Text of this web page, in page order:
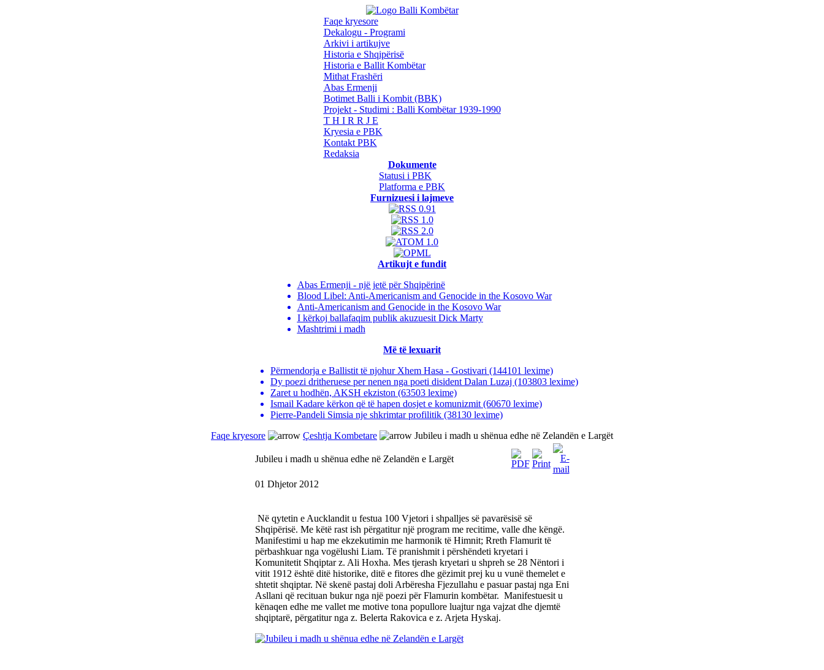
Faqe kryesore
Dekalogu - Programi
Arkivi i artikujve
Historia e Shqipërisë
Historia e Ballit Kombëtar
Mithat Frashëri
Abas Ermenji
Botimet Balli i Kombit (BBK)
Projekt - Studimi : Balli Kombëtar 1939-1990
T H I R R J E
Kryesia e PBK
Kontakt PBK
Redaksia
Dokumente
Statusi i PBK
Platforma e PBK
Furnizuesi i lajmeve
Artikujt e fundit
Abas Ermenji - një jetë për Shqipërinë
Blood Libel: Anti-Americanism and Genocide in the Kosovo War
Anti-Americanism and Genocide in the Kosovo War
I kërkoj ballafaqim publik akuzuesit Dick Marty
Mashtrimi i madh
Më të lexuarit
Përmendorja e Ballistit të njohur Xhem Hasa - Gostivari (144101 lexime)
Dy poezi dritheruese per nenen nga poeti disident Dalan Luzaj (103803 lexime)
Zaret u hodhën, AKSH ekziston (63503 lexime)
Ismail Kadare kërkon që të hapen dosjet e komunizmit (60670 lexime)
Pierre-Pandeli Simsia nje shkrimtar profilitik (38130 lexime)
Faqe kryesore
Çeshtja Kombetare Jubileu i madh u shënua edhe në Zelandën e Largët
Jubileu i madh u shënua edhe në Zelandën e Largët
01 Dhjetor 2012
Në qytetin e Aucklandit u festua 100 Vjetori i shpalljes së pavarësisë së
Shqipërisë. Me këtë rast ish përgatitur një program me recitime, valle dhe këngë.
Manifestimi u hap me ekzekutimin me harmonik të Himnit; Rreth Flamurit të
përbashkuar nga vogëlushi Liam. Të pranishmit i përshëndeti kryetari i
Komunitetit Shqiptar z. Ali Hoxha. Mes tjerash kryetari u shpreh se 28 Nëntori i
vitit 1912 është ditë historike, ditë e fitores dhe gëzimit prej ku u vunë themelet e
shtetit shqiptar. Në skenë pastaj doli Arbëresha Fjezullahu e pasuar pastaj nga Eni
Asllani që recituan bukur nga një poezi për Flamurin kombëtar. Manifestuesit u
kënaqen edhe me vallet me motive tona popullore luajtur nga vajzat dhe djemtë
shqiptarë, përgatitur nga z. Belerta Rakovica e z. Arjeta Hyskaj.